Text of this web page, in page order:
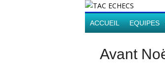
ACCUEIL EQUIPES
Avant